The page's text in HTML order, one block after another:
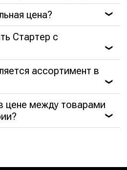
цена? ❯
Стартер с
❯
ассортимент в
❯
цене между товарами
❯